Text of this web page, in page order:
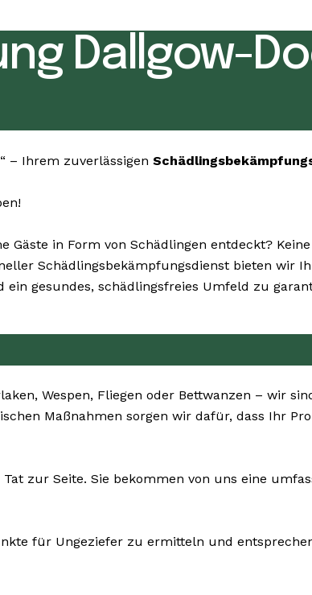
Dallgow-
“ – Ihrem zuverlässigen
Gäste in Form von Schädlingen entdeckt?
Schädlingsbekämpfungsdienst bieten wir
gesundes, schädlingsfreies Umfeld zu
Wespen, Fliegen oder Bettwanzen – wir
Maßnahmen sorgen wir dafür, dass Ihr
zur Seite. Sie bekommen von uns eine
für Ungeziefer zu ermitteln und